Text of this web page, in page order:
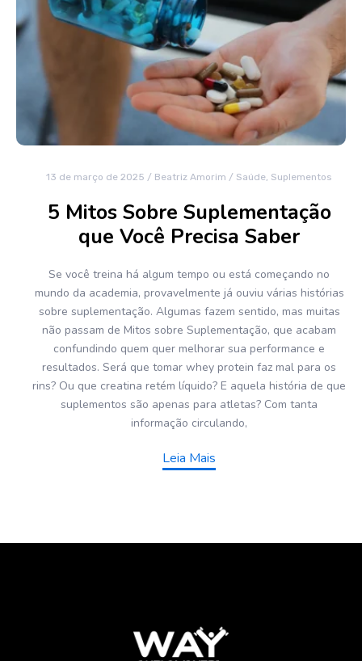
13 de março de 2025 / Beatriz Amorim / Saúde, Suplementos
5 Mitos Sobre Suplementação
que Você Precisa Saber
Se você treina há algum tempo ou está começando no
mundo da academia, provavelmente já ouviu várias histórias
sobre suplementação. Algumas fazem sentido, mas muitas
não passam de Mitos sobre Suplementação, que acabam
confundindo quem quer melhorar sua performance e
resultados. Será que tomar whey protein faz mal para os
rins? Ou que creatina retém líquido? E aquela história de que
suplementos são apenas para atletas? Com tanta
informação circulando,
Leia Mais